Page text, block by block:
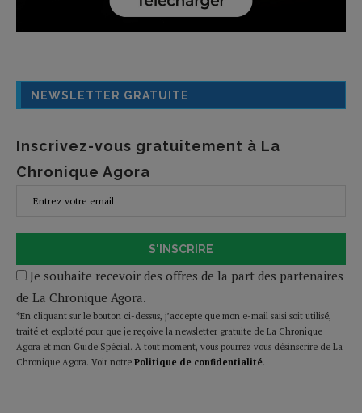
NEWSLETTER GRATUITE
Inscrivez-vous gratuitement à La
Chronique Agora
S'INSCRIRE
Je souhaite recevoir des offres de la part des partenaires
de La Chronique Agora.
*En cliquant sur le bouton ci-dessus, j’accepte que mon e-mail saisi soit utilisé,
traité et exploité pour que je reçoive la newsletter gratuite de La Chronique
Agora et mon Guide Spécial. A tout moment, vous pourrez vous désinscrire de La
Chronique Agora. Voir notre Politique de confidentialité.